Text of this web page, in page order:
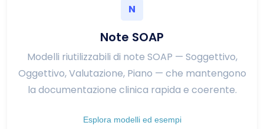
N
Note SOAP
Modelli riutilizzabili di note SOAP — Soggettivo,
Oggettivo, Valutazione, Piano — che mantengono
la documentazione clinica rapida e coerente.
Esplora modelli ed esempi